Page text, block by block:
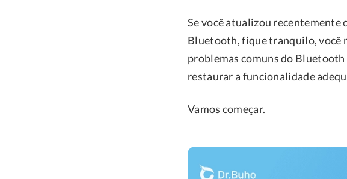
Se você atualizou recentemente
Bluetooth, fique tranquilo, você
problemas comuns do Bluetooth
restaurar a funcionalidade
Vamos começar.